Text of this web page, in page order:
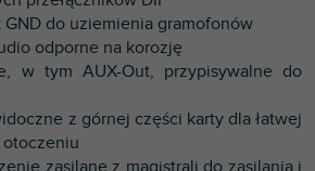
do uziemienia gramofonów
odporne na korozję
w tym AUX-Out, przypisywalne do
z górnej części karty dla łatwej
zasilane z magistrali do zasilania i